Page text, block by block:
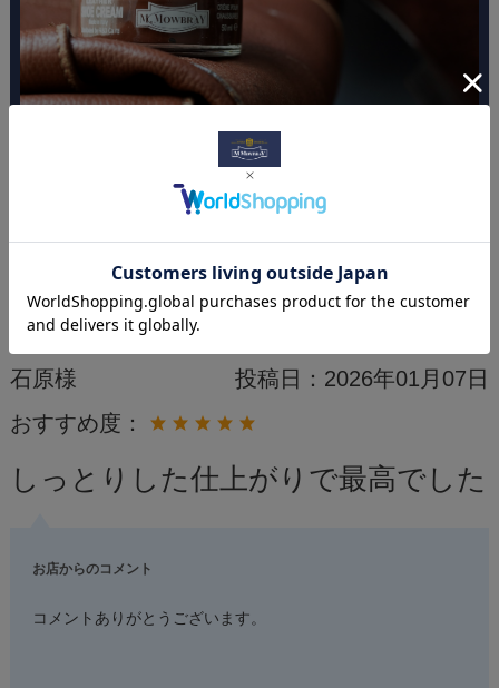
レビュー
石原様 投稿日： 2026年01月07日
おすすめ度：
しっとりした仕上がりで最高でした
お店からのコメント
コメントありがとうございます。